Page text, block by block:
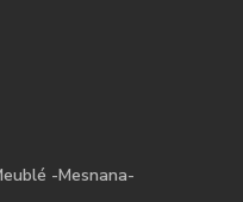
-Mesnana-